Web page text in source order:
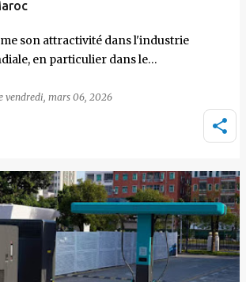
son attractivité dans l'industrie
en particulier dans le…
vendredi, mars 06, 2026